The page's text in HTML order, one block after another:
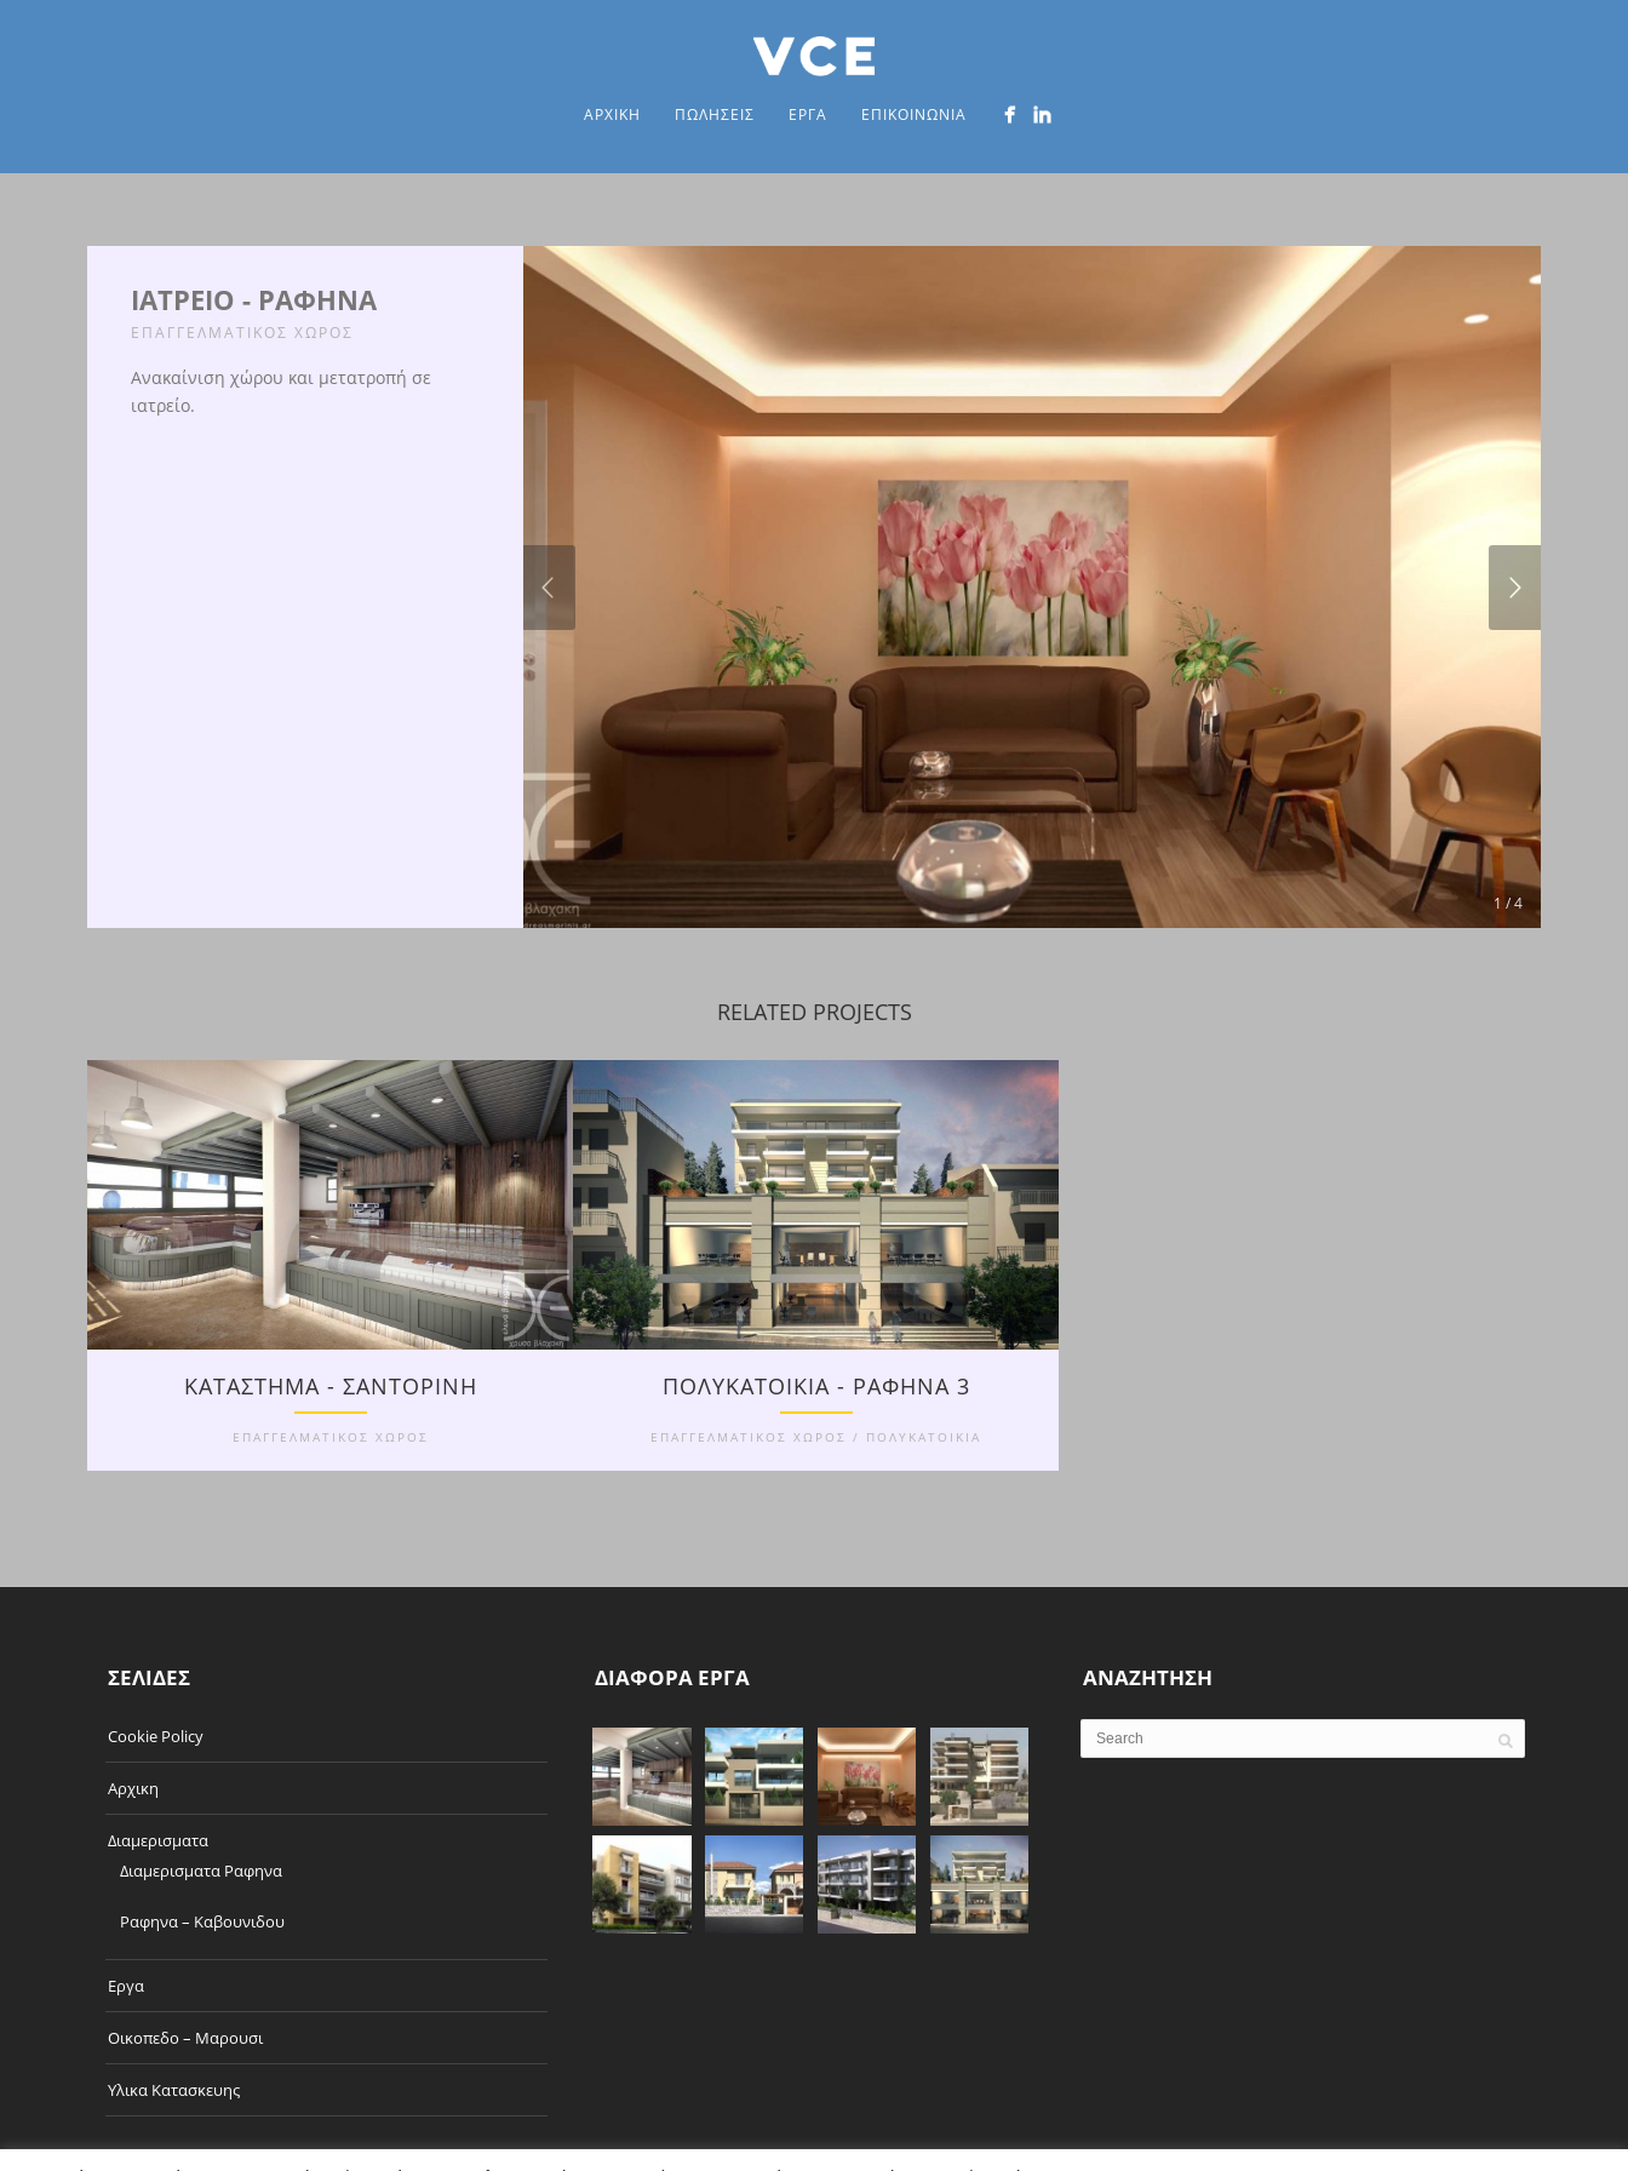
ΑΡΧΙΚΗ ΠΩΛΗΣΕΙΣ ΕΡΓΑ ΕΠΙΚΟΙΝΩΝΙΑ
1 / 4
ΙΑΤΡΕΙΟ - ΡΑΦΗΝΑ
ΕΠΑΓΓΕΛΜΑΤΙΚΟΣ ΧΩΡΟΣ
Ανακαίνιση χώρου και μετατροπή σε
ιατρείο.
RELATED PROJECTS
ΚΑΤΑΣΤΗΜΑ - ΣΑΝΤΟΡΙΝΗ
ΕΠΑΓΓΕΛΜΑΤΙΚΟΣ ΧΩΡΟΣ
ΠΟΛΥΚΑΤΟΙΚΙΑ - ΡΑΦΗΝΑ 3
ΕΠΑΓΓΕΛΜΑΤΙΚΟΣ ΧΩΡΟΣ / ΠΟΛΥΚΑΤΟΙΚΙΑ
ΣΕΛΙΔΕΣ
Cookie Policy
Αρχικη
Διαμερισματα
Διαμερισματα Ραφηνα
Ραφηνα – Καβουνιδου
Εργα
Οικοπεδο – Μαρουσι
Υλικα Κατασκευης
ΔΙΑΦΟΡΑ ΕΡΓΑ ΑΝΑΖΗΤΗΣΗ